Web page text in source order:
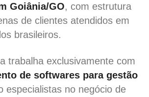
Goiânia/GO, com estrutura
de clientes atendidos em
brasileiros.
trabalha exclusivamente com
de softwares para gestão
especialistas no negócio de